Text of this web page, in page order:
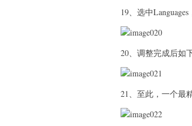
19、选中
20、调整完成后如
21、至此，一个最